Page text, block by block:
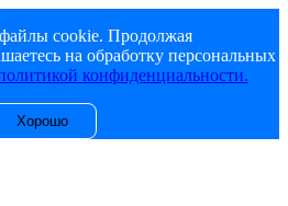
cookie. Продолжая
на обработку персональных
конфиденциальности.
Хорошо